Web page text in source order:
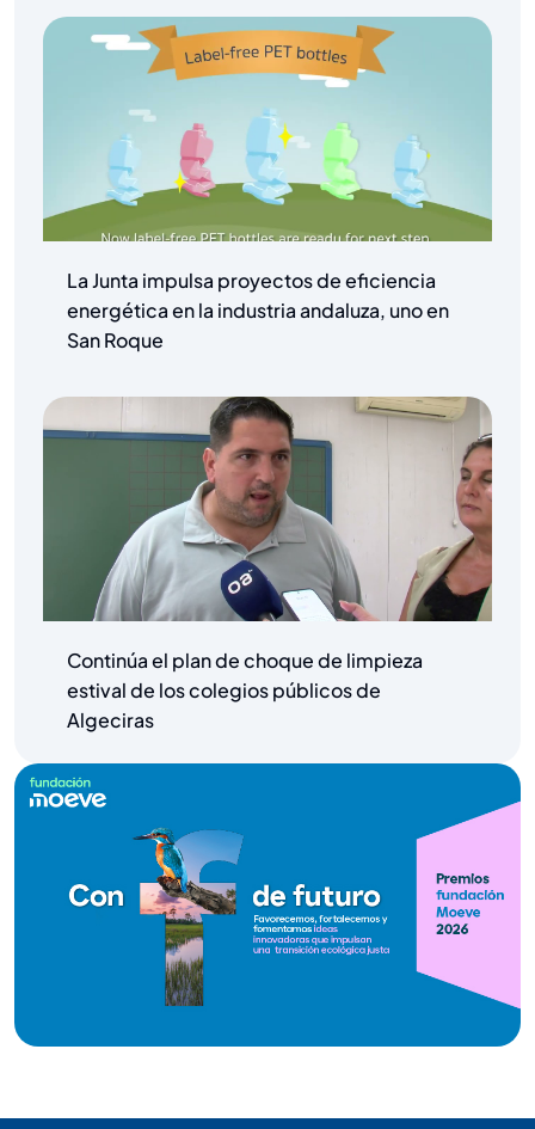
La Junta impulsa proyectos de eficiencia
energética en la industria andaluza, uno en
San Roque
Continúa el plan de choque de limpieza
estival de los colegios públicos de
Algeciras